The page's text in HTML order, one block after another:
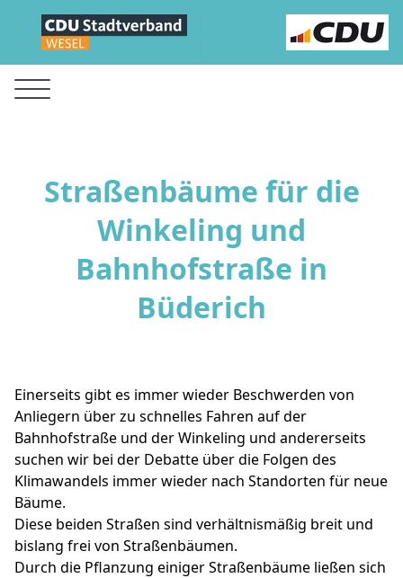
Straßenbäume für die
Winkeling und
Bahnhofstraße in
Büderich
Einerseits gibt es immer wieder Beschwerden von
Anliegern über zu schnelles Fahren auf der
Bahnhofstraße und der Winkeling und andererseits
suchen wir bei der Debatte über die Folgen des
Klimawandels immer wieder nach Standorten für neue
Bäume.
Diese beiden Straßen sind verhältnismäßig breit und
bislang frei von Straßenbäumen.
Durch die Pflanzung einiger Straßenbäume ließen sich